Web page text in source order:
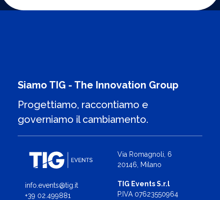
Siamo TIG - The Innovation Group
Progettiamo, raccontiamo e
governiamo il cambiamento.
info.events@tig.it
+39 02.499881
Via Romagnoli, 6
20146, Milano
TIG Events S.r.l
P.IVA 07623550964